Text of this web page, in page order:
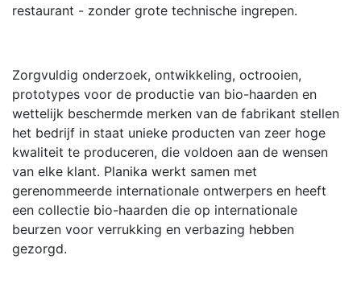
restaurant - zonder grote technische ingrepen.
Zorgvuldig onderzoek, ontwikkeling, octrooien,
prototypes voor de productie van bio-haarden en
wettelijk beschermde merken van de fabrikant stellen
het bedrijf in staat unieke producten van zeer hoge
kwaliteit te produceren, die voldoen aan de wensen
van elke klant. Planika werkt samen met
gerenommeerde internationale ontwerpers en heeft
een collectie bio-haarden die op internationale
beurzen voor verrukking en verbazing hebben
gezorgd.